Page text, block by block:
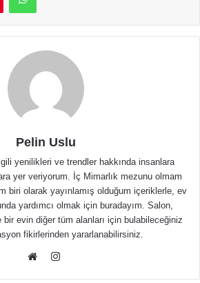
Pelin Uslu
yenilikleri ve trendler hakkında insanlara
yer veriyorum. İç Mimarlık mezunu olmam
biri olarak yayınlamış olduğum içeriklerle, ev
yardımcı olmak için buradayım. Salon,
evin diğer tüm alanları için bulabileceğiniz
fikirlerinden yararlanabilirsiniz.
Instagram